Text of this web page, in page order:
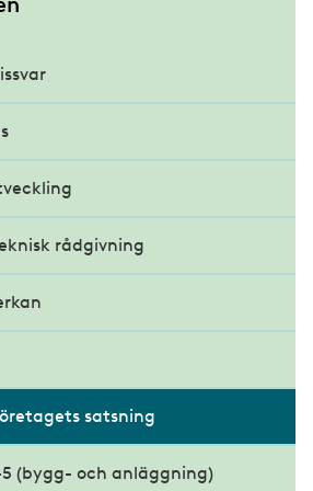
och värmeisolering i
glas
glas
rådgivning
satsning
(bygg- och anläggning)